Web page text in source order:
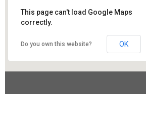
Công ty SAO VIỆT
This page can't load Google Maps
correctly.
Do you own this website? OK